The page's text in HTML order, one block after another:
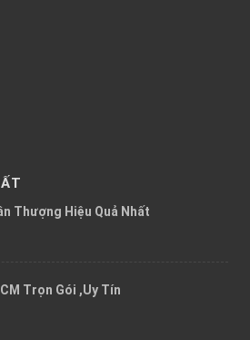
Thượng Hiệu Quả Nhất
Trọn Gói ,Uy Tín